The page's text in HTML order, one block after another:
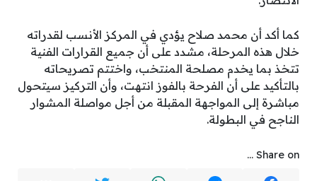
كما أكد أن محمد صلاح يؤدي في المركز الأنسب لقدراته
خلال هذه المرحلة، مشدد على أن جميع القرارات الفنية
تتخذ بما يخدم مصلحة المنتخب، واختتم تصريحاته
بالتأكيد على أن الفرحة بالفوز انتهت، وأن التركيز سيتحول
مباشرة إلى المواجهة المقبلة من أجل مواصلة المشوار
الناجح في البطولة.
Share on ...